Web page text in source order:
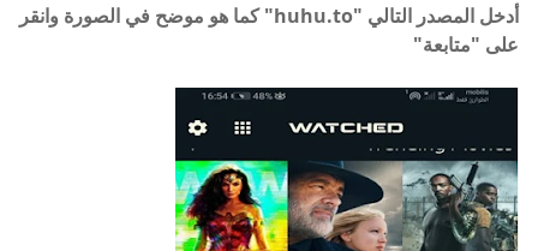
أدخل المصدر التالي "huhu.to" كما هو موضح في الصورة وانقر
على "متابعة"